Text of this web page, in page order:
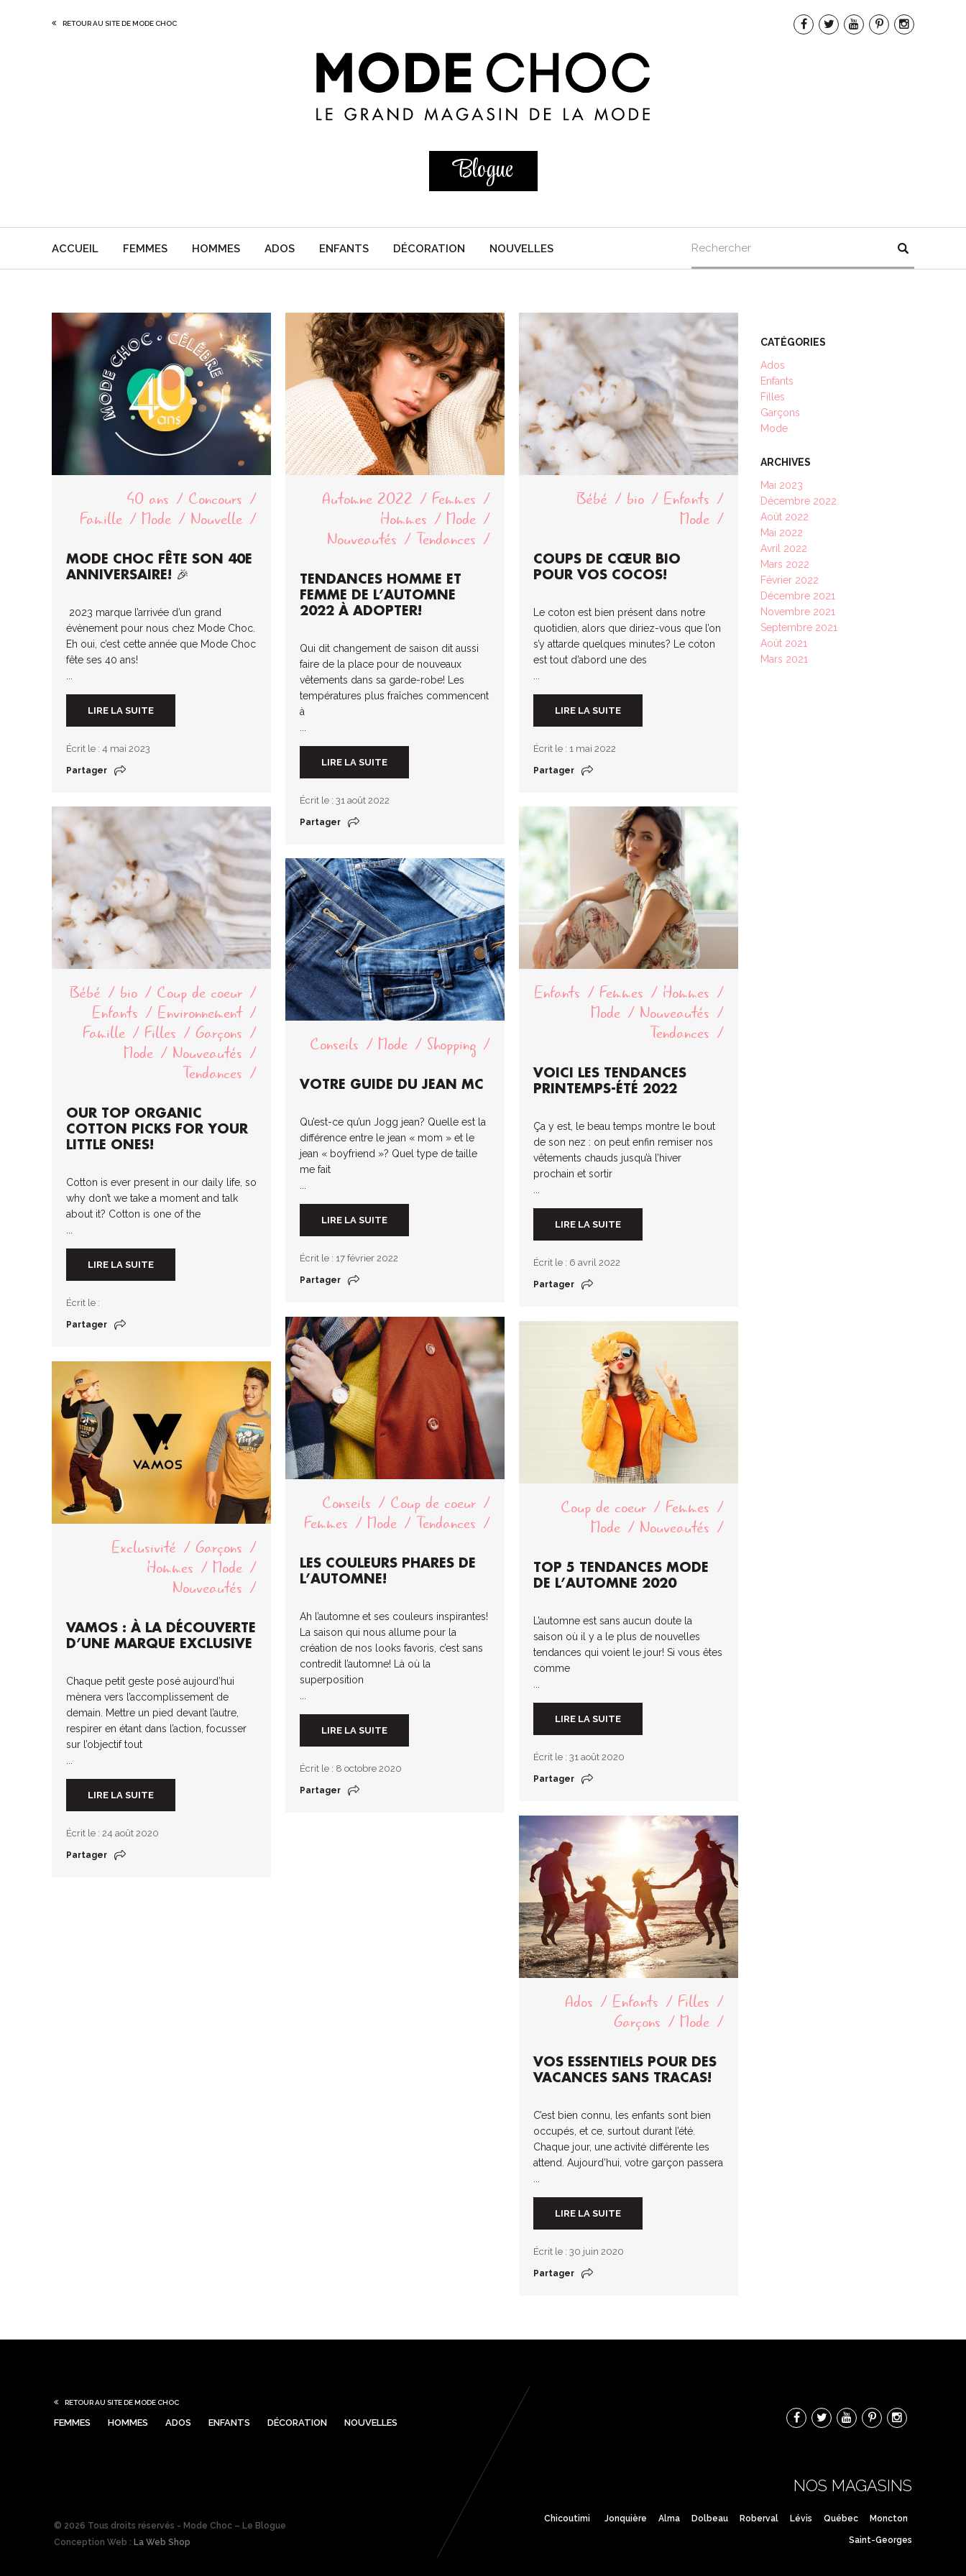
RETOUR AU SITE DE MODE CHOC
Blogue
ACCUEIL FEMMES HOMMES ADOS ENFANTS DÉCORATION NOUVELLES Rechercher
40 ans
Concours
Famille
Mode Nouvelle
MODE CHOC FÊTE SON 40E
ANNIVERSAIRE! 🎉
2023 marque l’arrivée d’un grand
évènement pour nous chez Mode Choc.
Eh oui, c’est cette année que Mode Choc
fête ses 40 ans!
LIRE LA SUITE
Écrit le : 4 mai 2023
Partager
Automne 2022
Femmes
Hommes
Mode
Nouveautés
Tendances
TENDANCES HOMME ET
FEMME DE L’AUTOMNE
2022 À ADOPTER!
Qui dit changement de saison dit aussi
faire de la place pour de nouveaux
vêtements dans sa garde-robe! Les
températures plus fraîches commencent
à
LIRE LA SUITE
Écrit le : 31 août 2022
Partager
Bébé bio
Enfants
Mode
COUPS DE CŒUR BIO
POUR VOS COCOS!
Le coton est bien présent dans notre
quotidien, alors que diriez-vous que l’on
s’y attarde quelques minutes? Le coton
est tout d’abord une des
LIRE LA SUITE
Écrit le : 1 mai 2022
Partager
Bébé bio
Coup de coeur
Enfants
Environnement
Famille
Filles
Garçons
Mode
Nouveautés
Tendances
OUR TOP ORGANIC
COTTON PICKS FOR YOUR
LITTLE ONES!
Cotton is ever present in our daily life, so
why don’t we take a moment and talk
about it? Cotton is one of the
LIRE LA SUITE
Écrit le :
Partager
Enfants Femmes
Hommes
Mode
Nouveautés
Tendances
VOICI LES TENDANCES
PRINTEMPS-ÉTÉ 2022
Ça y est, le beau temps montre le bout
de son nez : on peut enfin remiser nos
vêtements chauds jusqu’à l’hiver
prochain et sortir
LIRE LA SUITE
Écrit le : 6 avril 2022
Partager
Conseils Mode Shopping
VOTRE GUIDE DU JEAN MC
Qu’est-ce qu’un Jogg jean? Quelle est la
différence entre le jean « mom » et le
jean « boyfriend »? Quel type de taille
me fait
LIRE LA SUITE
Écrit le : 17 février 2022
Partager
Conseils
Coup de coeur
Femmes
Mode Tendances
LES COULEURS PHARES DE
L’AUTOMNE!
Ah l’automne et ses couleurs inspirantes!
La saison qui nous allume pour la
création de nos looks favoris, c’est sans
contredit l’automne! Là où la
superposition
LIRE LA SUITE
Écrit le : 8 octobre 2020
Partager
Coup de coeur
Femmes
Mode
Nouveautés
TOP 5 TENDANCES MODE
DE L’AUTOMNE 2020
L’automne est sans aucun doute la
saison où il y a le plus de nouvelles
tendances qui voient le jour! Si vous êtes
comme
LIRE LA SUITE
Écrit le : 31 août 2020
Partager
Exclusivité
Garçons
Hommes
Mode
Nouveautés
VAMOS : À LA DÉCOUVERTE
D’UNE MARQUE EXCLUSIVE
Chaque petit geste posé aujourd’hui
mènera vers l’accomplissement de
demain. Mettre un pied devant l’autre,
respirer en étant dans l’action, focusser
sur l’objectif tout
LIRE LA SUITE
Écrit le : 24 août 2020
Partager
Ados Enfants
Filles
Garçons
Mode
VOS ESSENTIELS POUR DES
VACANCES SANS TRACAS!
C’est bien connu, les enfants sont bien
occupés, et ce, surtout durant l’été.
Chaque jour, une activité différente les
attend. Aujourd’hui, votre garçon passera
LIRE LA SUITE
Écrit le : 30 juin 2020
Partager
CATÉGORIES
Ados
Enfants
Filles
Garçons
Mode
ARCHIVES
Mai 2023
Décembre 2022
Août 2022
Mai 2022
Avril 2022
Mars 2022
Février 2022
Décembre 2021
Novembre 2021
Septembre 2021
Août 2021
Mars 2021
RETOUR AU SITE DE MODE CHOC
FEMMES HOMMES ADOS ENFANTS DÉCORATION NOUVELLES
NOS MAGASINS
Chicoutimi Jonquière Alma Dolbeau Roberval Lévis Québec Moncton
Saint-Georges
© 2026 Tous droits réservés - Mode Choc – Le Blogue
Conception Web : La Web Shop